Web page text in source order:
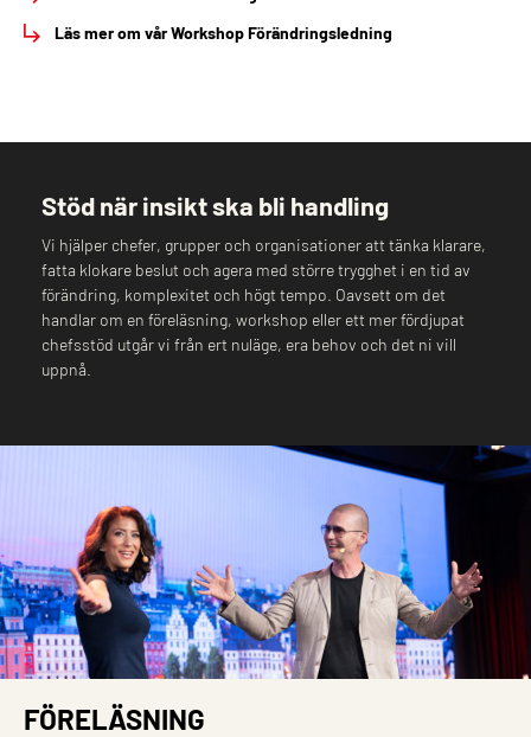
Läs mer om vårWorkshop Förändringsledning
Stöd när insikt ska bli handling
Vi hjälper chefer, grupper och organisationer att tänka klarare,
fatta klokare beslut och agera med större trygghet i en tid av
förändring, komplexitet och högt tempo. Oavsett om det
handlar om en föreläsning, workshop eller ett mer fördjupat
chefsstöd utgår vi från ert nuläge, era behov och det ni vill
uppnå.
FÖRELÄSNING